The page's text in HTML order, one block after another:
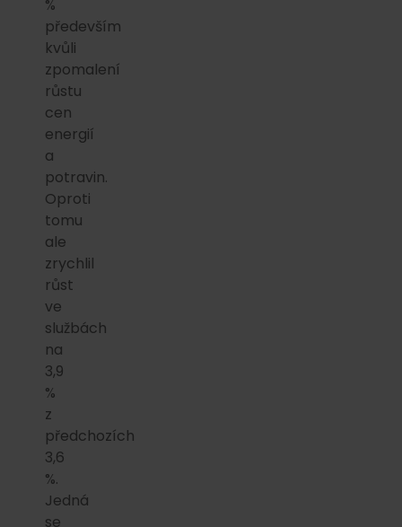
%
především
kvůli
zpomalení
růstu
cen
energií
a
potravin.
Oproti
tomu
ale
zrychlil
růst
ve
službách
na
3,9
%
z
předchozích
3,6
%.
Jedná
se